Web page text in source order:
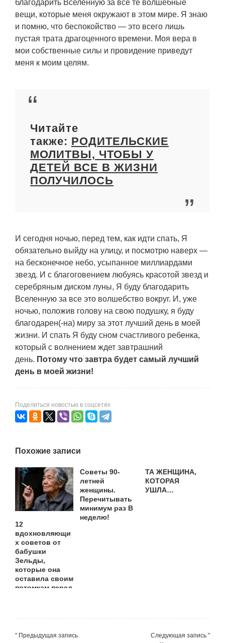
благодарить Вселенную за все те волшебные
вещи, которые меня окружают в этом мире. Я знаю
и помню, что беспокойство — это всего лишь
пустая трата драгоценного времени. Моя вера в
мои собственные силы и провидение приведут
меня к моим целям.
Читайте
также: РОДИТЕЛЬСКИЕ
МОЛИТВЫ, ЧТОБЫ У
ДЕТЕЙ ВСЕ В ЖИЗНИ
ПОЛУЧИЛОСЬ
И сегодня ночью, перед тем, как идти спать, Я
обязательно выйду на улицу, и посмотрю наверх —
на бесконечное небо, усыпанное миллиардами
звезд. И с благоговением любуясь красотой звезд и
серебряным диском луны, Я буду благодарить
Вселенную за все это волшебство вокруг. И, уже
ночью, положив голову на свою подушку, я буду
благодарен(-на) миру за этот лучший день в моей
жизни. И спать Я буду сном счастливого ребенка,
который с волнением ждет завтрашний
день. Потому что завтра будет самый лучший
день в моей жизни!
Поделиться новостью в соцсетях
Похожие записи
12
вдохновляющи
х советов от
бабушки
Зельды,
которые она
оставила своим
потомкам перед
Советы 90-
летней
женщины.
Перечитывать
минимум раз В
неделю!
ТА ЖЕНЩИНА,
КОТОРАЯ
УШЛА…
" Предыдущая запись Следующая запись "